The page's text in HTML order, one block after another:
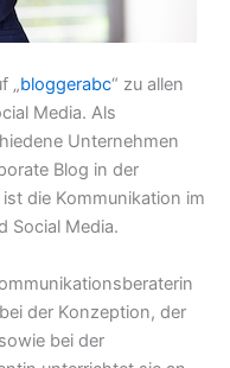
„bloggerabc“ zu allen
Media. Als
Unternehmen
Blog in der
die Kommunikation im
Social Media.
der Konzeption, der
bei der